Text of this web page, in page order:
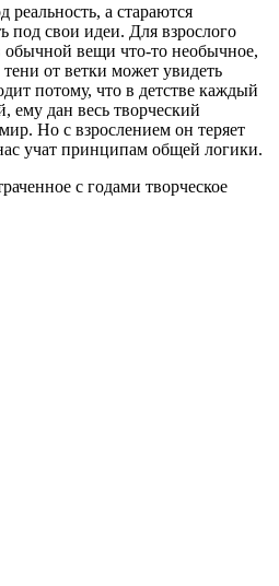
а стараются
под свои идеи. Для взрослого
обычной вещи что-то необычное,
от ветки может увидеть
потому, что в детстве каждый
ему дан весь творческий
Но с взрослением он теряет
учат принципам общей логики.
с годами творческое